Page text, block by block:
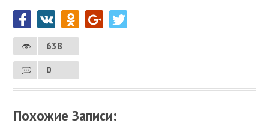
638
0
Похожие Записи: